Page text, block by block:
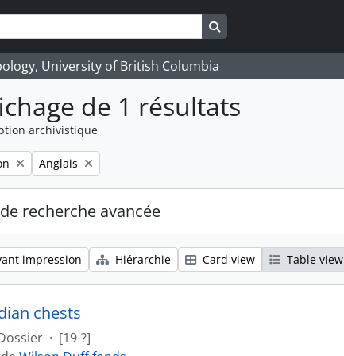
Search in browse page
University of British Columbia
de 1 résultats
archivistique
Remove filter:
Anglais
recherche avancée
impression Hiérarchie Card view Table view
chests
· [19-?]